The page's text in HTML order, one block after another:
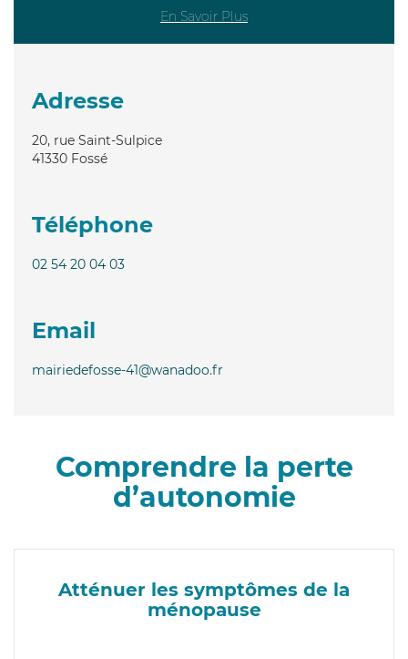
En Savoir Plus
Adresse
20, rue Saint-Sulpice
41330 Fossé
Téléphone
02 54 20 04 03
Email
mairiedefosse-41@wanadoo.fr
Comprendre la perte
d’autonomie
Atténuer les symptômes de la
ménopause